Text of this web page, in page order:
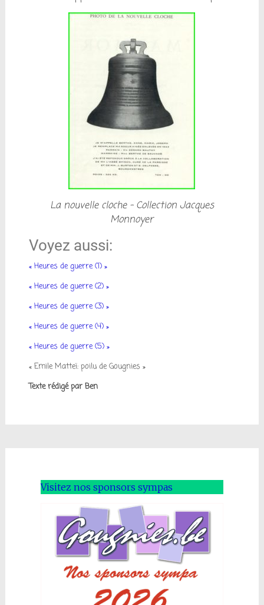
La nouvelle cloche – Collection Jacques
Monnoyer
Voyez aussi:
« Heures de guerre (1) »
« Heures de guerre (2) »
« Heures de guerre (3) »
« Heures de guerre (4) »
« Heures de guerre (5) »
« Emile Matteï: poilu de Gougnies »
Texte rédigé par Ben
Visitez nos sponsors sympas